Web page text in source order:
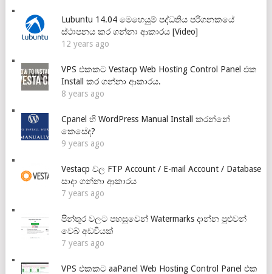
Lubuntu 14.04 මෙහෙයුම් පද්ධතිය පරිගනකයේ
ස්ථාපනය කර ගන්නා ආකාරය [Video]
12 years ago
VPS එකකට Vestacp Web Hosting Control Panel එක
Install කර ගන්නා ආකාරය.
8 years ago
Cpanel හි WordPress Manual Install කරන්නේ
කෙසේද?
9 years ago
Vestacp වල FTP Account / E-mail Account / Database
සාදා ගන්නා ආකාරය
7 years ago
පින්තූර වලට පහසුවෙන් Watermarks දාන්න පුළුවන්
වෙබ් අඩවියක්
7 years ago
VPS එකකට aaPanel Web Hosting Control Panel එක